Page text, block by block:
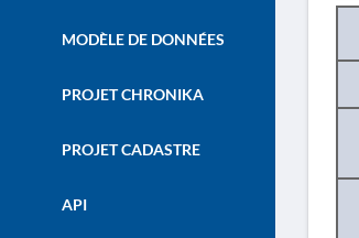
MODÈLE DE DONNÉES
PROJET CHRONIKA
PROJET CADASTRE
API